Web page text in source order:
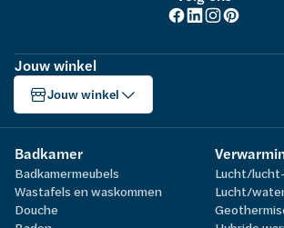
Jouw winkel
Jouw winkel
Badkamer
Badkamermeubels
Wastafels en waskommen
Douche
Lucht/
Lucht/